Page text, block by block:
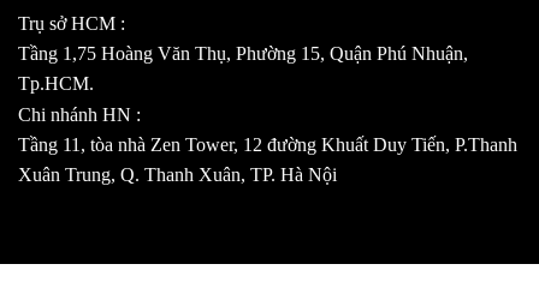
Trụ sở HCM :
Tầng 1,75 Hoàng Văn Thụ, Phường 15, Quận Phú Nhuận,
Tp.HCM.
Chi nhánh HN :
Tầng 11, tòa nhà Zen Tower, 12 đường Khuất Duy Tiến, P.Thanh
Xuân Trung, Q. Thanh Xuân, TP. Hà Nội